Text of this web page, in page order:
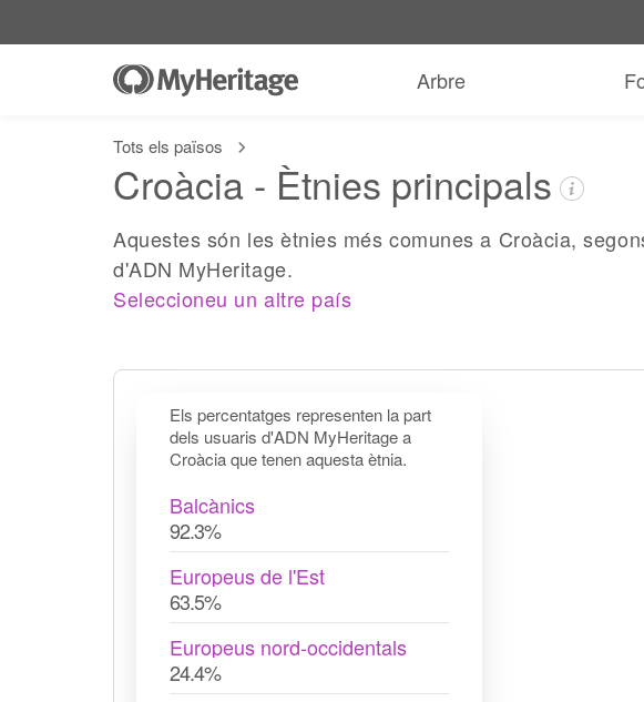
Arbre
Tots els països
Croàcia - Ètnies principals
Aquestes són les ètnies més comunes a Croàcia,
d'ADN MyHeritage.
Seleccioneu un altre país
Els percentatges representen la part
dels usuaris d'ADN MyHeritage a
Croàcia que tenen aquesta ètnia.
Balcànics
92.3%
Europeus de l'Est
63.5%
Europeus nord-occidentals
24.4%